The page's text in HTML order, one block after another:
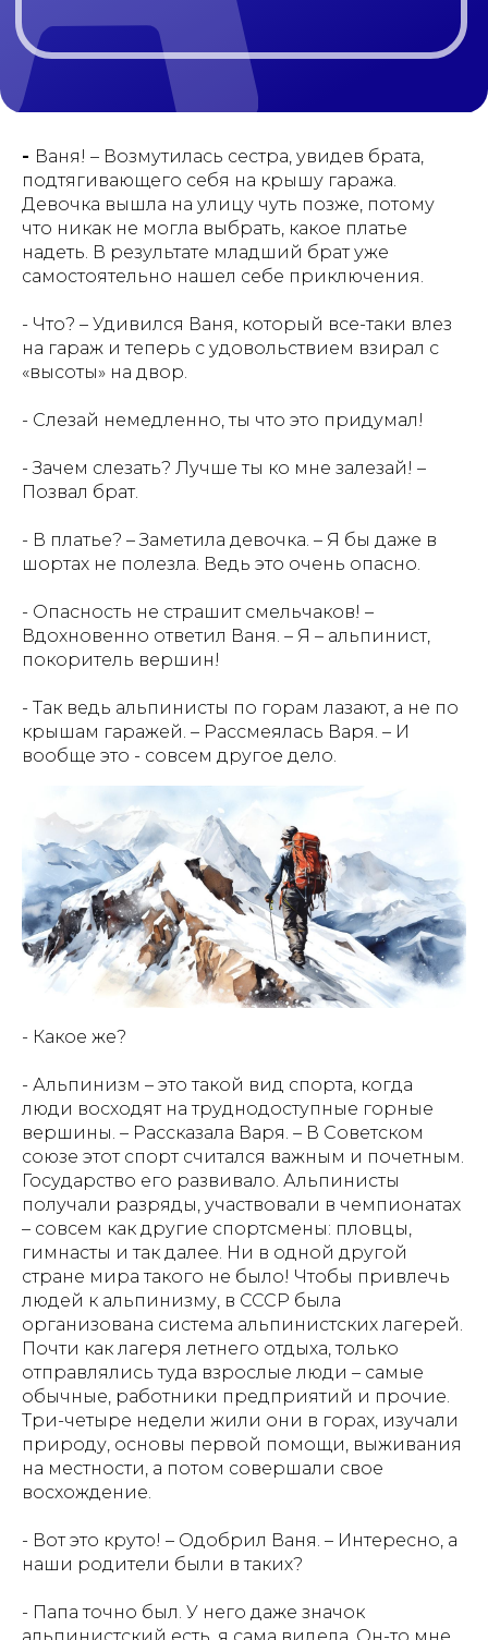
- Ваня! – Возмутилась сестра, увидев брата,
подтягивающего себя на крышу гаража.
Девочка вышла на улицу чуть позже, потому
что никак не могла выбрать, какое платье
надеть. В результате младший брат уже
самостоятельно нашел себе приключения.
- Что? – Удивился Ваня, который все-таки влез
на гараж и теперь с удовольствием взирал с
«высоты» на двор.
- Слезай немедленно, ты что это придумал!
- Зачем слезать? Лучше ты ко мне залезай! –
Позвал брат.
- В платье? – Заметила девочка. – Я бы даже в
шортах не полезла. Ведь это очень опасно.
- Опасность не страшит смельчаков! –
Вдохновенно ответил Ваня. – Я – альпинист,
покоритель вершин!
- Так ведь альпинисты по горам лазают, а не по
крышам гаражей. – Рассмеялась Варя. – И
вообще это - совсем другое дело.
- Какое же?
- Альпинизм – это такой вид спорта, когда
люди восходят на труднодоступные горные
вершины. – Рассказала Варя. – В Советском
союзе этот спорт считался важным и почетным.
Государство его развивало. Альпинисты
получали разряды, участвовали в чемпионатах
– совсем как другие спортсмены: пловцы,
гимнасты и так далее. Ни в одной другой
стране мира такого не было! Чтобы привлечь
людей к альпинизму, в СССР была
организована система альпинистских лагерей.
Почти как лагеря летнего отдыха, только
отправлялись туда взрослые люди – самые
обычные, работники предприятий и прочие.
Три-четыре недели жили они в горах, изучали
природу, основы первой помощи, выживания
на местности, а потом совершали свое
восхождение.
- Вот это круто! – Одобрил Ваня. – Интересно, а
наши родители были в таких?
- Папа точно был. У него даже значок